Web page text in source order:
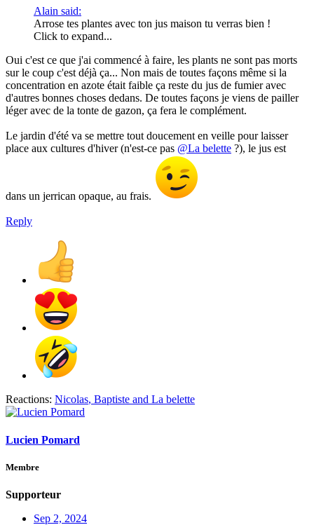
Alain said:
Arrose tes plantes avec ton jus maison tu verras bien !
Click to expand...
Oui c'est ce que j'ai commencé à faire, les plants ne sont pas morts
sur le coup c'est déjà ça... Non mais de toutes façons même si la
concentration en azote était faible ça reste du jus de fumier avec
d'autres bonnes choses dedans. De toutes façons je viens de pailler
léger avec de la tonte de gazon, ça fera le complément.
Le jardin d'été va se mettre tout doucement en veille pour laisser
place aux cultures d'hiver (n'est-ce pas @La belette ?), le jus est
dans un jerrican opaque, au frais.
Reply
Reactions: Nicolas, Baptiste and La belette
Lucien Pomard
Membre
Supporteur
Sep 2, 2024